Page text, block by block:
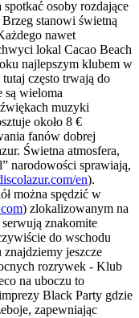
osoby rozdające
stanowi świetną
nawet
lokal Cacao Beach
najlepszym klubem w
często trwają do
są wieloma
muzyki
około 8 €
fanów dobrej
Świetna atmosfera,
narodowości sprawiają,
en).
można spędzić w
) zlokalizowanym na
znakomite
do wschodu
znajdziemy jeszcze
rozrywek - Klub
na uboczu to
Black Party gdzie
zapewniając